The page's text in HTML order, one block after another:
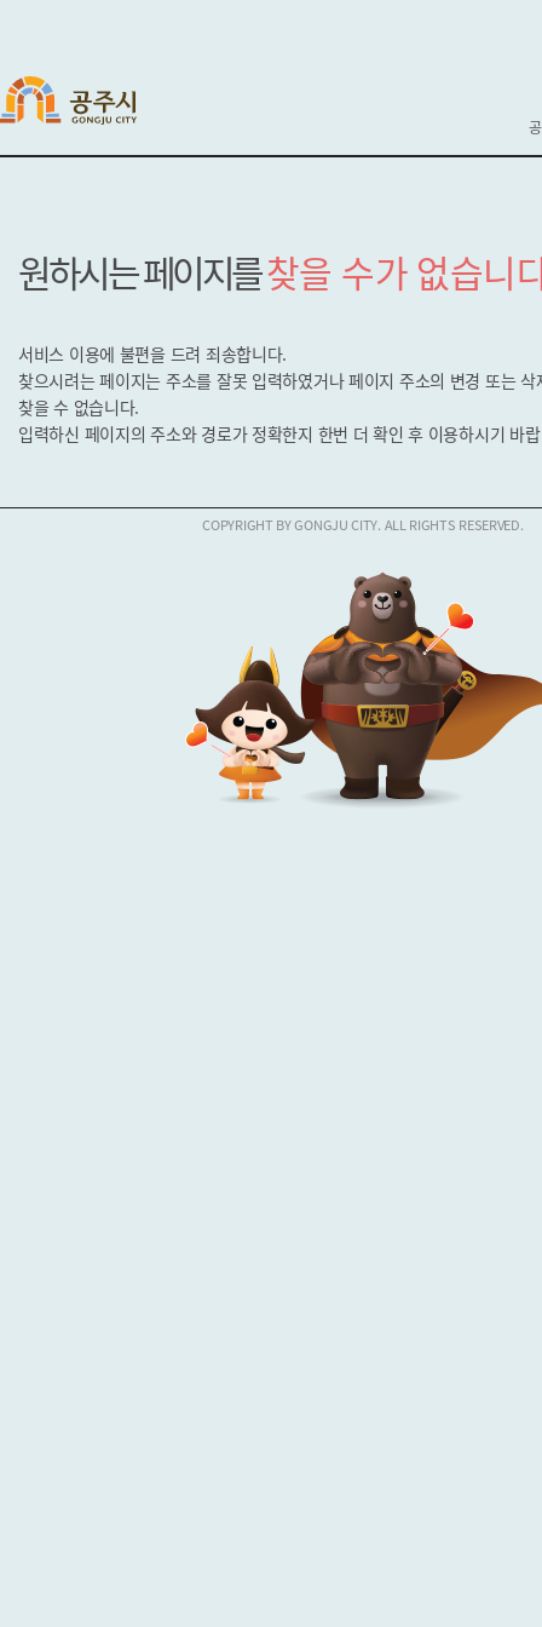
원하시는 페이지를찾을 수가 없습니
서비스 이용에 불편을 드려 죄송합니다.
찾으시려는 페이지는 주소를 잘못 입력하였거나 페이지 주소의 변경 또는
찾을 수 없습니다.
입력하신 페이지의 주소와 경로가 정확한지 한번 더 확인 후 이용하시기 바
COPYRIGHT BY GONGJU CITY. ALL RIGHTS RESERVED.